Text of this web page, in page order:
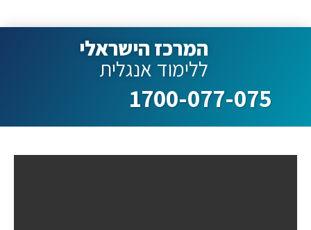
המרכז הישראלי
ללימוד אנגלית
1700-077-075